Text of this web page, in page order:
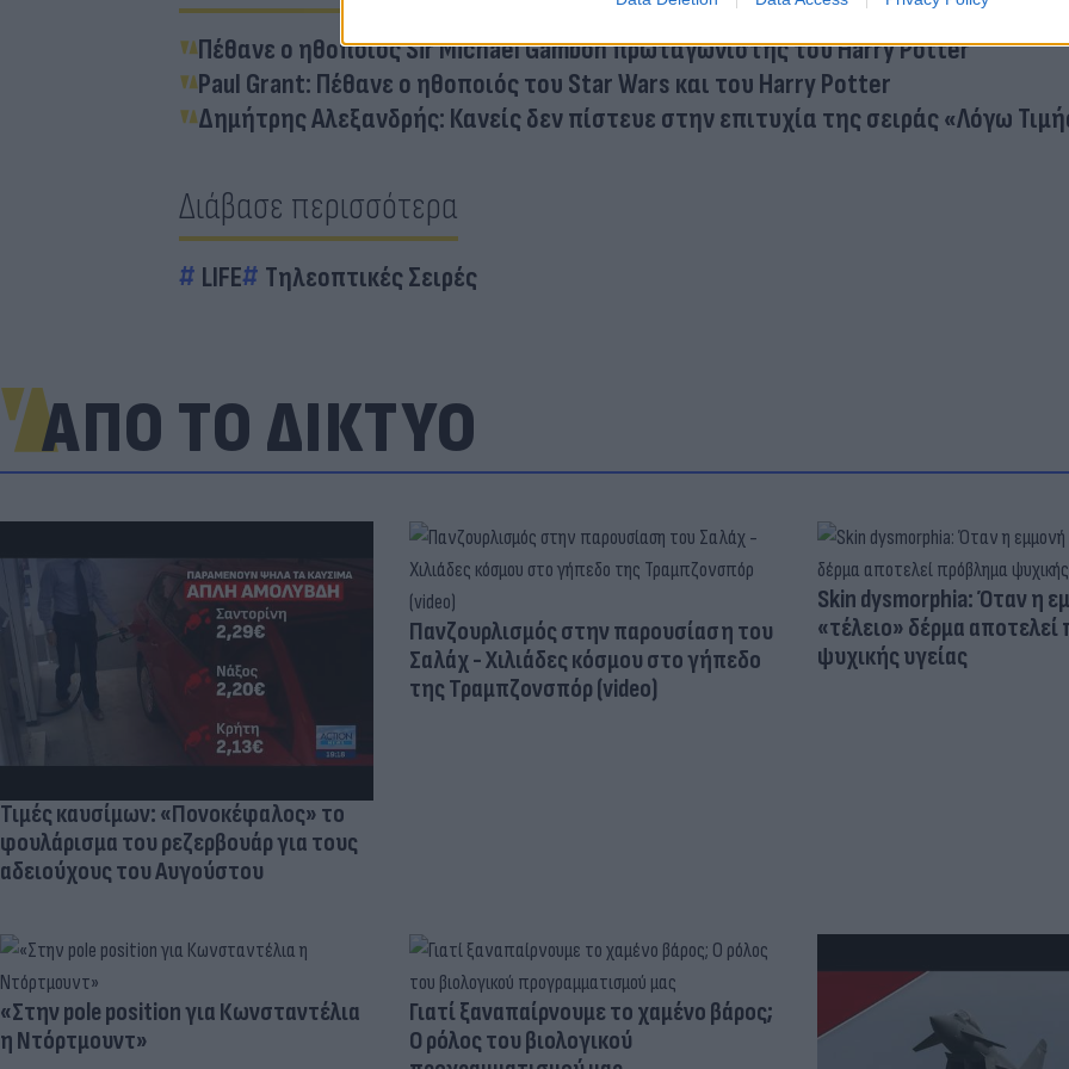
Πέθανε ο ηθοποιός Sir Michael Gambon πρωταγωνιστής του Harry Potter
Paul Grant: Πέθανε ο ηθοποιός του Star Wars και του Harry Potter
Δημήτρης Αλεξανδρής: Κανείς δεν πίστευε στην επιτυχία της σειράς «Λόγω
Διάβασε περισσότερα
LIFE Τηλεοπτικές Σειρές
ΑΠΟ ΤΟ ΔΙΚΤΥΟ
Τιμές καυσίμων: «Πονοκέφαλος» το
φουλάρισμα του ρεζερβουάρ για τους
αδειούχους του Αυγούστου
Πανζουρλισμός στην παρουσίαση του
Σαλάχ - Χιλιάδες κόσμου στο γήπεδο
της Τραμπζονσπόρ (video)
Skin dysmorphia: Όταν η
«τέλειο» δέρμα
ψυχικής υγείας
«Στην pole position για Κωνσταντέλια
η Ντόρτμουντ»
Γιατί ξαναπαίρνουμε το χαμένο βάρος;
Ο ρόλος του βιολογικού